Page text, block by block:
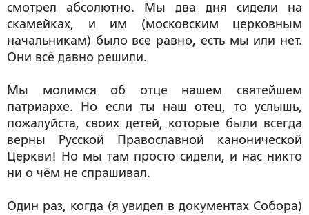
смотрел абсолютно. Мы два дня сидели на
скамейках, и им (московским церковным
начальникам) было все равно, есть мы или нет.
Они всё давно решили.
Мы молимся об отце нашем святейшем
патриархе. Но если ты наш отец, то услышь,
пожалуйста, своих детей, которые были всегда
верны Русской Православной канонической
Церкви! Но мы там просто сидели, и нас никто
ни о чём не спрашивал.
Один раз, когда (я увидел в документах Собора)